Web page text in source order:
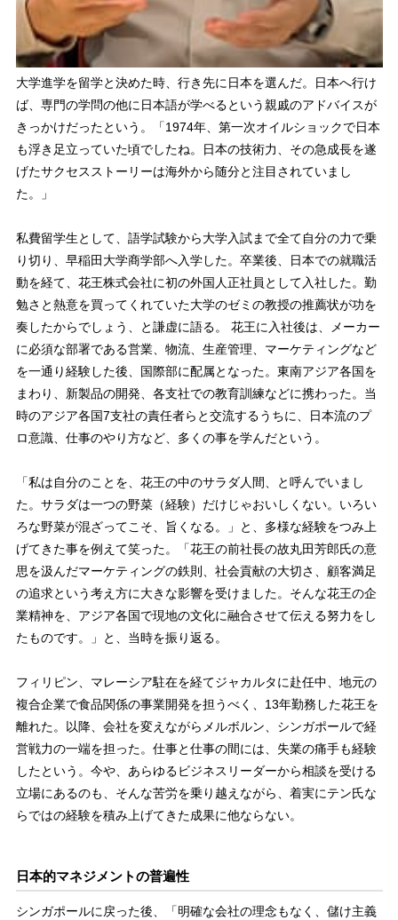
大学進学を留学と決めた時、行き先に日本を選んだ。日本へ行け
ば、専門の学問の他に日本語が学べるという親戚のアドバイスが
きっかけだったという。「1974年、第一次オイルショックで日本
も浮き足立っていた頃でしたね。日本の技術力、その急成長を遂
げたサクセスストーリーは海外から随分と注目されていまし
た。」
私費留学生として、語学試験から大学入試まで全て自分の力で乗
り切り、早稲田大学商学部へ入学した。卒業後、日本での就職活
動を経て、花王株式会社に初の外国人正社員として入社した。勤
勉さと熱意を買ってくれていた大学のゼミの教授の推薦状が功を
奏したからでしょう、と謙虚に語る。 花王に入社後は、メーカー
に必須な部署である営業、物流、生産管理、マーケティングなど
を一通り経験した後、国際部に配属となった。東南アジア各国を
まわり、新製品の開発、各支社での教育訓練などに携わった。当
時のアジア各国7支社の責任者らと交流するうちに、日本流のプ
ロ意識、仕事のやり方など、多くの事を学んだという。
「私は自分のことを、花王の中のサラダ人間、と呼んでいまし
た。サラダは一つの野菜（経験）だけじゃおいしくない。いろい
ろな野菜が混ざってこそ、旨くなる。」と、多様な経験をつみ上
げてきた事を例えて笑った。「花王の前社長の故丸田芳郎氏の意
思を汲んだマーケティングの鉄則、社会貢献の大切さ、顧客満足
の追求という考え方に大きな影響を受けました。そんな花王の企
業精神を、アジア各国で現地の文化に融合させて伝える努力をし
たものです。」と、当時を振り返る。
フィリピン、マレーシア駐在を経てジャカルタに赴任中、地元の
複合企業で食品関係の事業開発を担うべく、13年勤務した花王を
離れた。以降、会社を変えながらメルボルン、シンガポールで経
営戦力の一端を担った。仕事と仕事の間には、失業の痛手も経験
したという。今や、あらゆるビジネスリーダーから相談を受ける
立場にあるのも、そんな苦労を乗り越えながら、着実にテン氏な
らではの経験を積み上げてきた成果に他ならない。
日本的マネジメントの普遍性
シンガポールに戻った後、「明確な会社の理念もなく、儲け主義